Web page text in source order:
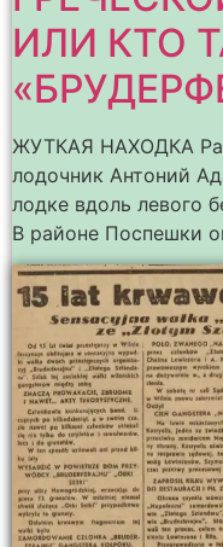
ИЛИ КТО
ЖУТКАЯ НАХОДКА
лодочник Антоний
лодке вдоль левого
В районе Поспешки